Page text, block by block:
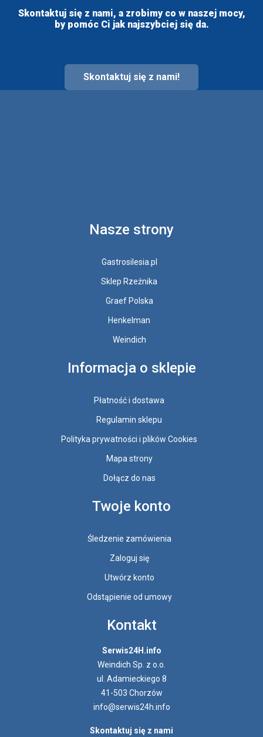
Skontaktuj się z nami, a zrobimy co w naszej mocy,
by pomóc Ci jak najszybciej się da.
Skontaktuj się z nami!
Nasze strony
Gastrosilesia.pl
Sklep Rzeźnika
Graef Polska
Henkelman
Weindich
Informacja o sklepie
Płatność i dostawa
Regulamin sklepu
Polityka prywatności i plików Cookies
Mapa strony
Dołącz do nas
Twoje konto
Śledzenie zamówienia
Zaloguj się
Utwórz konto
Odstąpienie od umowy
Kontakt
Serwis24H.info
Weindich Sp. z o.o.
ul. Adamieckiego 8
41-503 Chorzów
info@serwis24h.info
Skontaktuj się z nami